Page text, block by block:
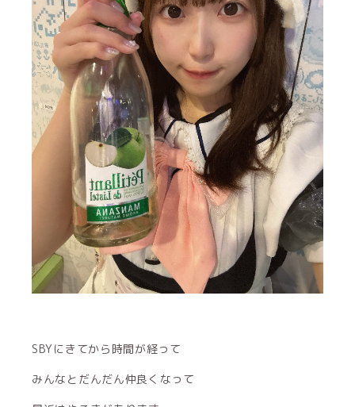
SBYにきてから時間が経って
みんなとだんだん仲良くなって